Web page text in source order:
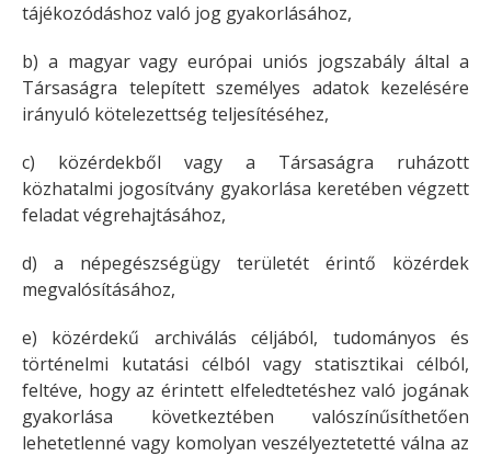
tájékozódáshoz való jog gyakorlásához,
b) a magyar vagy európai uniós jogszabály által a
Társaságra telepített személyes adatok kezelésére
irányuló kötelezettség teljesítéséhez,
c) közérdekből vagy a Társaságra ruházott
közhatalmi jogosítvány gyakorlása keretében végzett
feladat végrehajtásához,
d) a népegészségügy területét érintő közérdek
megvalósításához,
e) közérdekű archiválás céljából, tudományos és
történelmi kutatási célból vagy statisztikai célból,
feltéve, hogy az érintett elfeledtetéshez való jogának
gyakorlása következtében valószínűsíthetően
lehetetlenné vagy komolyan veszélyeztetetté válna az